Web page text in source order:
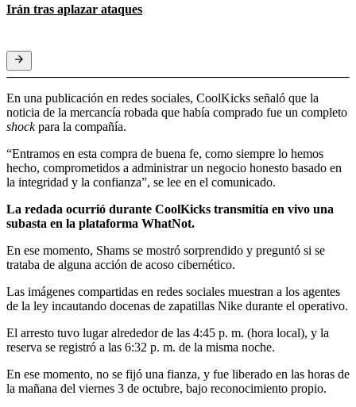
Irán tras aplazar ataques
En una publicación en redes sociales, CoolKicks señaló que la
noticia de la mercancía robada que había comprado fue un completo
shockpara la compañía.
“Entramos en esta compra de buena fe, como siempre lo hemos
hecho, comprometidos a administrar un negocio honesto basado en
la integridad y la confianza”, se lee en el comunicado.
La redada ocurrió durante CoolKicks transmitía en vivo una
subasta en la plataforma WhatNot.
En ese momento, Shams se mostró sorprendido y preguntó si se
trataba de alguna acción de acoso cibernético.
Las imágenes compartidas en redes sociales muestran a los agentes
de la ley incautando docenas de zapatillas Nike durante el operativo.
El arresto tuvo lugar alrededor de las 4:45 p. m. (hora local), y la
reserva se registró a las 6:32 p. m. de la misma noche.
En ese momento, no se fijó una fianza, y fue liberado en las horas de
la mañana del viernes 3 de octubre, bajo reconocimiento propio.